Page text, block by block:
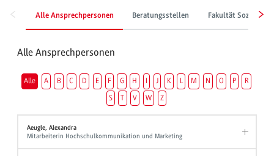
Alle Ansprechpersonen Beratungsstellen Fakultät
Alle Ansprechpersonen
Alle A B C D E F G H I J K L M N O P
R
S
T V W Z
Aeugle, Alexandra
Mitarbeiterin Hochschulkommunikation und Marketing